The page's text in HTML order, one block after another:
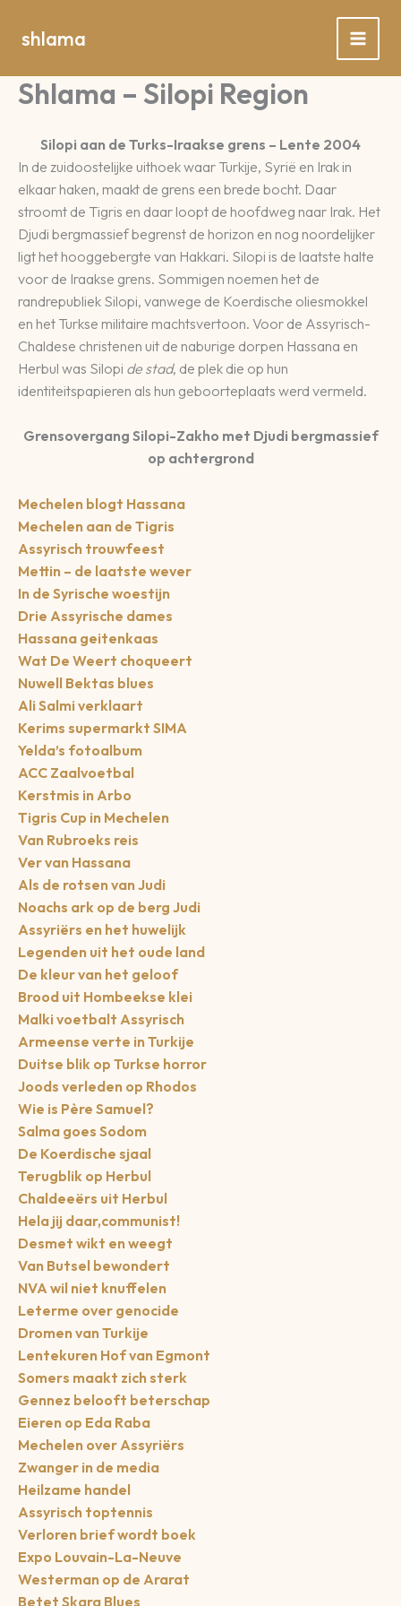
naar
inhoud
shlama
Shlama – Silopi Region
Silopi aan de Turks-Iraakse grens – Lente 2004
In de zuidoostelijke uithoek waar Turkije, Syrië en Irak in
elkaar haken, maakt de grens een brede bocht. Daar
stroomt de Tigris en daar loopt de hoofdweg naar Irak. Het
Djudi bergmassief begrenst de horizon en nog noordelijker
ligt het hooggebergte van Hakkari. Silopi is de laatste halte
voor de Iraakse grens. Sommigen noemen het de
randrepubliek Silopi, vanwege de Koerdische oliesmokkel
en het Turkse militaire machtsvertoon. Voor de Assyrisch-
Chaldese christenen uit de naburige dorpen Hassana en
Herbul was Silopi de stad, de plek die op hun
identiteitspapieren als hun geboorteplaats werd vermeld.
Grensovergang Silopi-Zakho met Djudi bergmassief
op achtergrond
Mechelen blogt Hassana
Mechelen aan de Tigris
Assyrisch trouwfeest
Mettin – de laatste wever
In de Syrische woestijn
Drie Assyrische dames
Hassana geitenkaas
Wat De Weert choqueert
Nuwell Bektas blues
Ali Salmi verklaart
Kerims supermarkt SIMA
Yelda’s fotoalbum
ACC Zaalvoetbal
Kerstmis in Arbo
Tigris Cup in Mechelen
Van Rubroeks reis
Ver van Hassana
Als de rotsen van Judi
Noachs ark op de berg Judi
Assyriërs en het huwelijk
Legenden uit het oude land
De kleur van het geloof
Brood uit Hombeekse klei
Malki voetbalt Assyrisch
Armeense verte in Turkije
Duitse blik op Turkse horror
Joods verleden op Rhodos
Wie is Père Samuel?
Salma goes Sodom
De Koerdische sjaal
Terugblik op Herbul
Chaldeeërs uit Herbul
Hela jij daar,communist!
Desmet wikt en weegt
Van Butsel bewondert
NVA wil niet knuffelen
Leterme over genocide
Dromen van Turkije
Lentekuren Hof van Egmont
Somers maakt zich sterk
Gennez belooft beterschap
Eieren op Eda Raba
Mechelen over Assyriërs
Zwanger in de media
Heilzame handel
Assyrisch toptennis
Verloren brief wordt boek
Expo Louvain-La-Neuve
Westerman op de Ararat
Betet Skara Blues